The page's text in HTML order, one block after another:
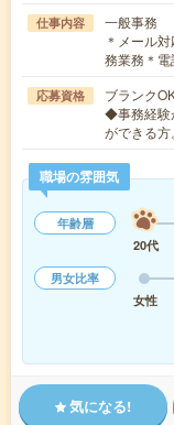
仕事内容
一般事務
＊メール
務業務＊
応募資格
ブランク
◆事務経験
ができる
職場の雰囲気
年齢層
20代
男女比率
女性
気になる!